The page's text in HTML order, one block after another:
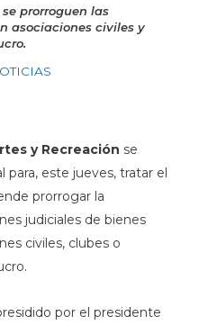
prorroguen las
asociaciones civiles y
y Recreación se
para, este jueves, tratar el
prorrogar la
judiciales de bienes
civiles, clubes o
por el presidente